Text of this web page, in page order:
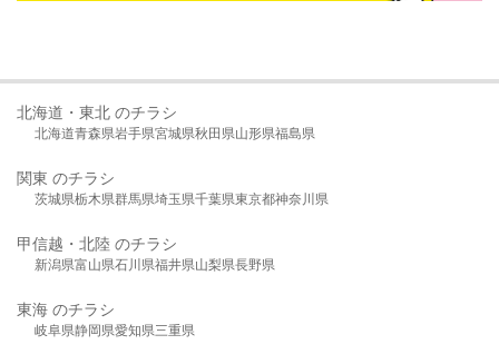
北海道・東北 のチラシ
北海道青森県岩手県宮城県秋田県山形県福島県
関東 のチラシ
茨城県栃木県群馬県埼玉県千葉県東京都神奈川県
甲信越・北陸 のチラシ
新潟県富山県石川県福井県山梨県長野県
東海 のチラシ
岐阜県静岡県愛知県三重県